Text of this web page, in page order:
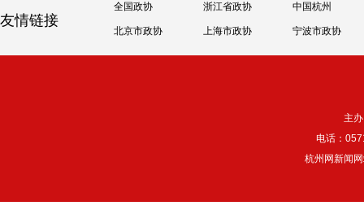
友情链接
全国政协 浙江省政协 中国杭州
北京市政协 上海市政协 宁波市政协
主
电话：
杭州网新闻